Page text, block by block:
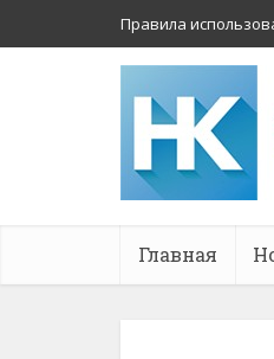
Правила
Главная